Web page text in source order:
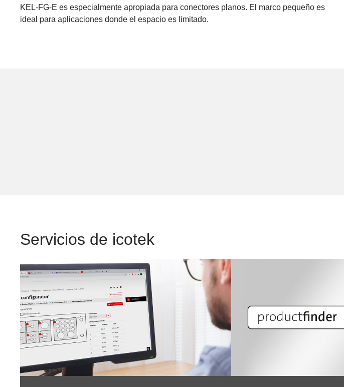
KEL-FG-E es especialmente apropiada para conectores planos. El marco pequeño es
ideal para aplicaciones donde el espacio es limitado.
Servicios de icotek